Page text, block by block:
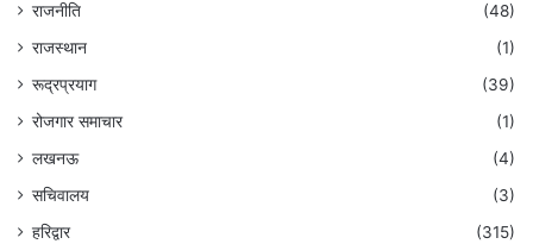
राजनीति
(48)
राजस्थान
(1)
रूद्रप्रयाग
(39)
रोजगार समाचार
(1)
लखनऊ
(4)
सचिवालय
(3)
हरिद्वार
(315)